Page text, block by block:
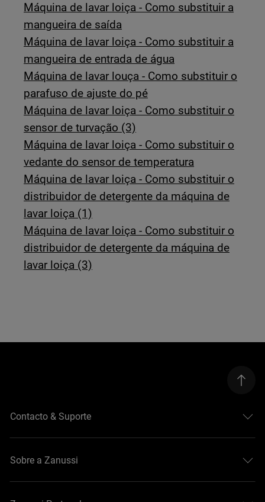
Máquina de lavar loiça - Como substituir a
mangueira de saída
Máquina de lavar loiça - Como substituir a
mangueira de entrada de água
Máquina de lavar louça - Como substituir o
parafuso de ajuste do pé
Máquina de lavar loiça - Como substituir o
sensor de turvação (3)
Máquina de lavar loiça - Como substituir o
vedante do sensor de temperatura
Máquina de lavar loiça - Como substituir o
distribuidor de detergente da máquina de
lavar loiça (1)
Máquina de lavar loiça - Como substituir o
distribuidor de detergente da máquina de
lavar loiça (3)
Contacto & Suporte
Sobre a Zanussi